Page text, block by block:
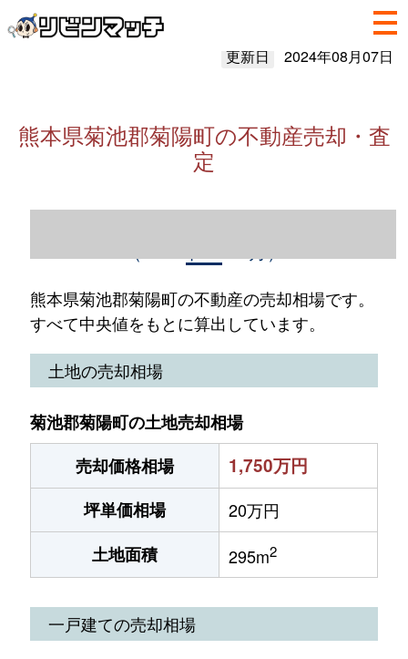
更新日 2024年08月07日
熊本県菊池郡菊陽町の不動産売却・査
定
熊本県菊池郡菊陽町の不動産の売却相場です。
すべて中央値をもとに算出しています。
土地の売却相場
菊池郡菊陽町の土地売却相場
売却価格相場
1,750万円
坪単価相場
20万円
土地面積
295m2
一戸建ての売却相場